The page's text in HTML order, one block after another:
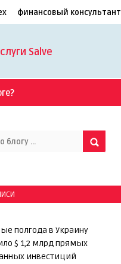
финансовый консультант
Salve
полгода в Украину
$ 1,2 млрд прямых
инвестиций